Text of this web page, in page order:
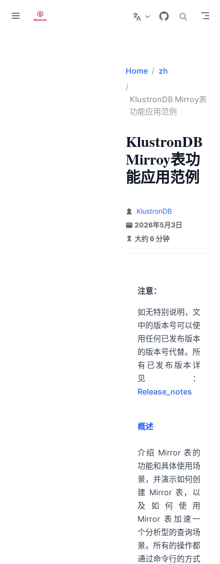
Home zh
KlustronDB Mirroy表
功能应用范例
KlustronDB
Mirroy表功
能应用范例
KlustronDB
2026年5月3日
大约 6 分钟
注意：
如无特别说明，文
中的版本号可以使
用任何已发布版本
的版本号代替。所
有已发布版本详
见：
Release_notes
概述
介绍 Mirror 表的
功能和具体使用场
景，并演示如何创
建 Mirror 表，以
及如何使用
Mirror 表加速一
个分析型的查询场
景。所有的操作都
通过命令行的方式